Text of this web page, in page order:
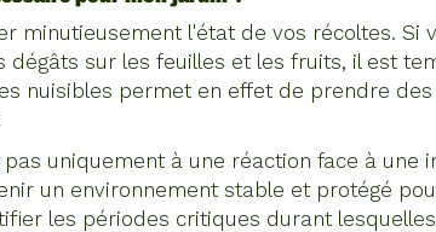
minutieusement l'état de vos récoltes. Si
sur les feuilles et les fruits, il est
nuisibles permet en effet de prendre
uniquement à une réaction face à une
un environnement stable et protégé
les périodes critiques durant